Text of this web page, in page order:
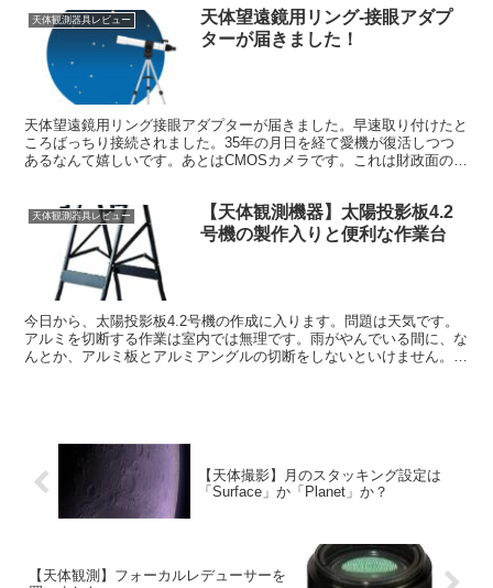
天体観測器具レビュー
天体望遠鏡用リング-接眼アダプ
ターが届きました！
天体望遠鏡用リング接眼アダプターが届きました。早速取り付けたと
ころばっちり接続されました。35年の月日を経て愛機が復活しつつ
あるなんて嬉しいです。あとはCMOSカメラです。これは財政面の問
天体観測器具レビュー
【天体観測機器】太陽投影板4.2
号機の製作入りと便利な作業台
今日から、太陽投影板4.2号機の作成に入ります。問題は天気です。
アルミを切断する作業は室内では無理です。雨がやんでいる間に、な
んとか、アルミ板とアルミアングルの切断をしないといけません。
【天体撮影】月のスタッキング設定は
「Surface」か「Planet」か？
【天体観測】フォーカルレデューサーを